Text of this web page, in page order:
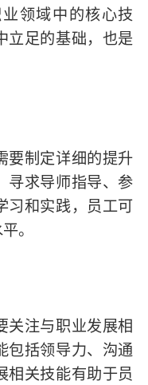
领域中的核心技
立足的基础，也是
要制定详细的提升
寻求导师指导、参
习和实践，员工可
。
关注与职业发展相
包括领导力、沟通
相关技能有助于员